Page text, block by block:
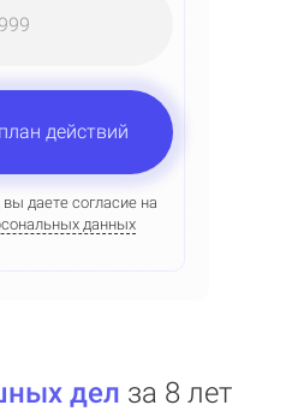
действий
даете согласие на
данных
дел за 8 лет